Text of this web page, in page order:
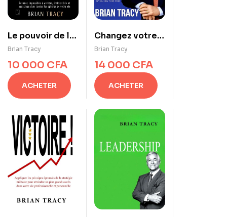
Le pouvoir de la
confiance en soi
Brian Tracy
10 000 CFA
ACHETER
Changez votre
façon de penser,
changez votre
vie
Brian Tracy
14 000 CFA
ACHETER